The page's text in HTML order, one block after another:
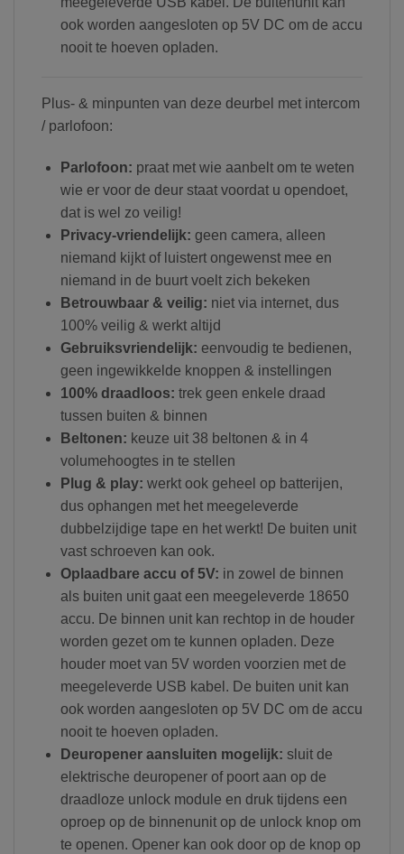
ook worden aangesloten op 5V DC om de accu
nooit te hoeven opladen.
Plus- & minpunten van deze deurbel met intercom
/ parlofoon:
Parlofoon: praat met wie aanbelt om te weten
wie er voor de deur staat voordat u opendoet,
dat is wel zo veilig!
Privacy-vriendelijk: geen camera, alleen
niemand kijkt of luistert ongewenst mee en
niemand in de buurt voelt zich bekeken
Betrouwbaar & veilig: niet via internet, dus
100% veilig & werkt altijd
Gebruiksvriendelijk: eenvoudig te bedienen,
geen ingewikkelde knoppen & instellingen
100% draadloos: trek geen enkele draad
tussen buiten & binnen
Beltonen: keuze uit 38 beltonen & in 4
volumehoogtes in te stellen
Plug & play: werkt ook geheel op batterijen,
dus ophangen met het meegeleverde
dubbelzijdige tape en het werkt! De buiten unit
vast schroeven kan ook.
Oplaadbare accu of 5V: in zowel de binnen
als buiten unit gaat een meegeleverde 18650
accu. De binnen unit kan rechtop in de houder
worden gezet om te kunnen opladen. Deze
houder moet van 5V worden voorzien met de
meegeleverde USB kabel. De buiten unit kan
ook worden aangesloten op 5V DC om de accu
nooit te hoeven opladen.
Deuropener aansluiten mogelijk: sluit de
elektrische deuropener of poort aan op de
draadloze unlock module en druk tijdens een
oproep op de binnenunit op de unlock knop om
te openen. Opener kan ook door op de knop op